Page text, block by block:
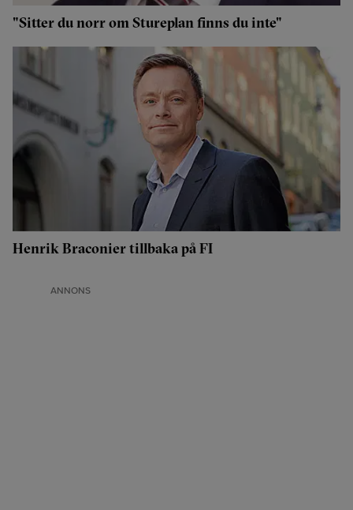
"Sitter du norr om Stureplan finns du inte"
Henrik Braconier tillbaka på FI
ANNONS